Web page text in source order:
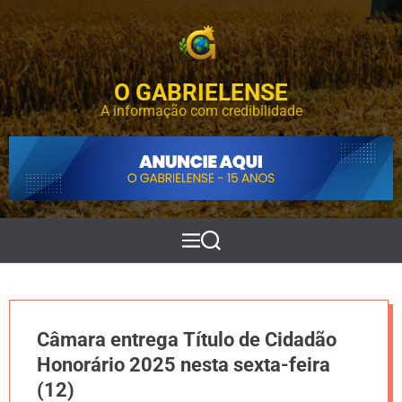
k
p
t
o
c
o
n
t
e
O GABRIELENSE
A informação com credibilidade
M
e
P
e
s
r
Câmara entrega Título de Cidadão
Honorário 2025 nesta sexta-feira
(12)